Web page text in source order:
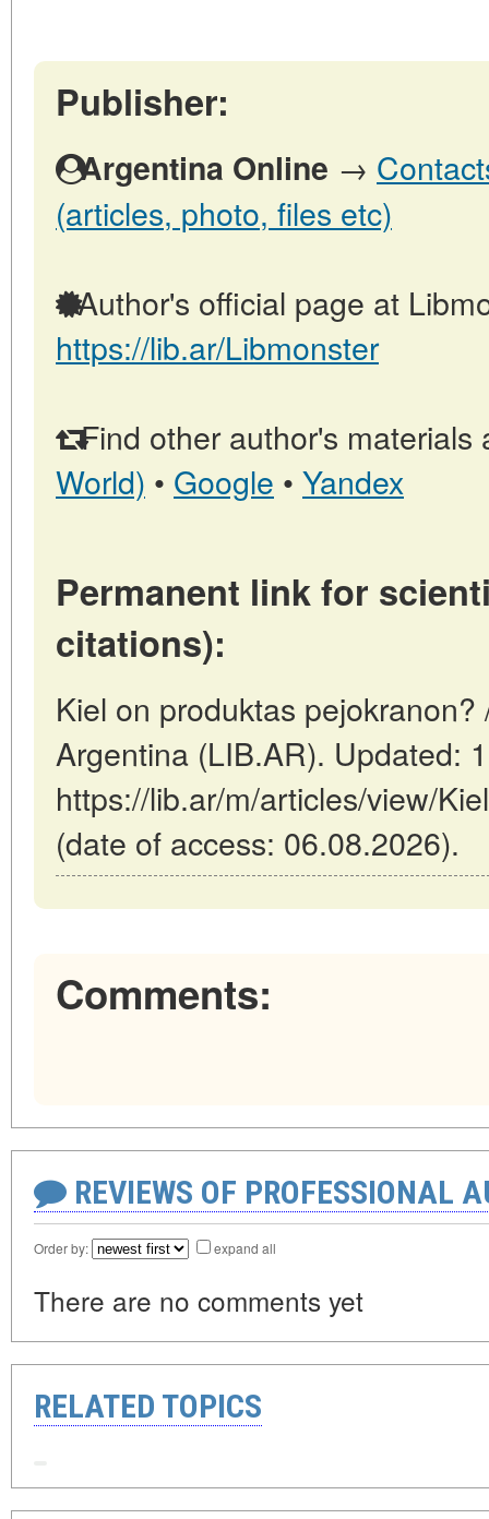
Publisher:
Argentina Online →
(articles, photo, files etc)
Author's official page at
https://lib.ar/Libmonster
Find other author's materials
World) • Google • Yandex
Permanent link for
citations):
Kiel on produktas
Argentina (LIB.AR). Updated:
https://lib.ar/m/articles/view/
(date of access: 06.08.2026).
Comments:
REVIEWS OF PROFESSIONAL
Order by: expand all
There are no comments yet
RELATED TOPICS